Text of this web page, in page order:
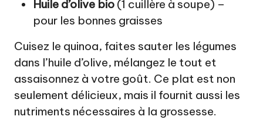
Huile d’olive bio (1 cuillère à soupe) –
pour les bonnes graisses
Cuisez le quinoa, faites sauter les légumes
dans l’huile d’olive, mélangez le tout et
assaisonnez à votre goût. Ce plat est non
seulement délicieux, mais il fournit aussi les
nutriments nécessaires à la grossesse.